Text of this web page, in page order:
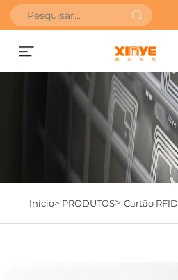
Início> PRODUTOS> Cartão RFID